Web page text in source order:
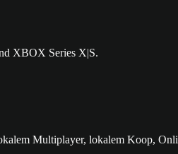
XBOX Series X|S.
Multiplayer, lokalem Koop,